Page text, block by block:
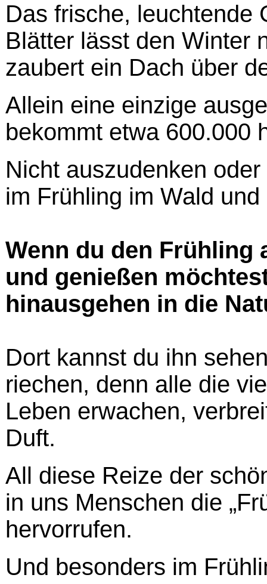
Das frische, leuchtende
Blätter lässt den Winter
zaubert ein Dach über
Allein eine einzige
bekommt etwa 600.000
Nicht auszudenken
im Frühling im Wald
Wenn du den Frühling
und genießen
hinausgehen in die
Dort kannst du ihn
riechen, denn alle die
Leben erwachen,
Duft.
All diese Reize der
in uns Menschen die
hervorrufen.
Und besonders im